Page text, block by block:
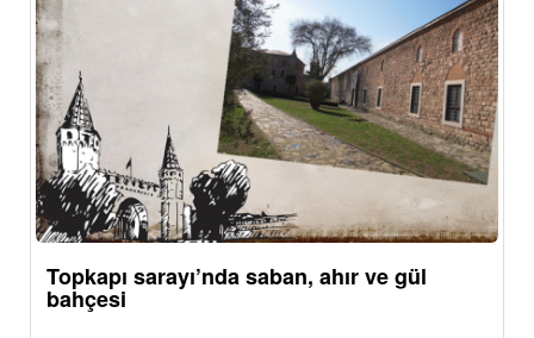
Topkapı sarayı’nda saban, ahır ve gül
bahçesi